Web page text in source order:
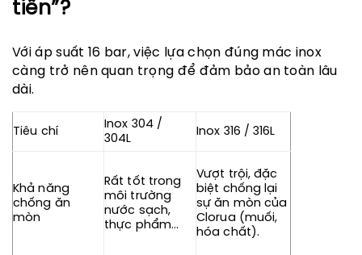
tiền”?
Với áp suất 16 bar, việc lựa chọn đúng mác inox
càng trở nên quan trọng để đảm bảo an toàn lâu
dài.
Tiêu chí
Inox 304 /
304L
Inox 316 / 316L
Khả năng
chống ăn
mòn
Rất tốt trong
môi trường
nước sạch,
thực phẩm…
Vượt trội, đặc
biệt chống lại
sự ăn mòn của
Clorua (muối,
hóa chất).